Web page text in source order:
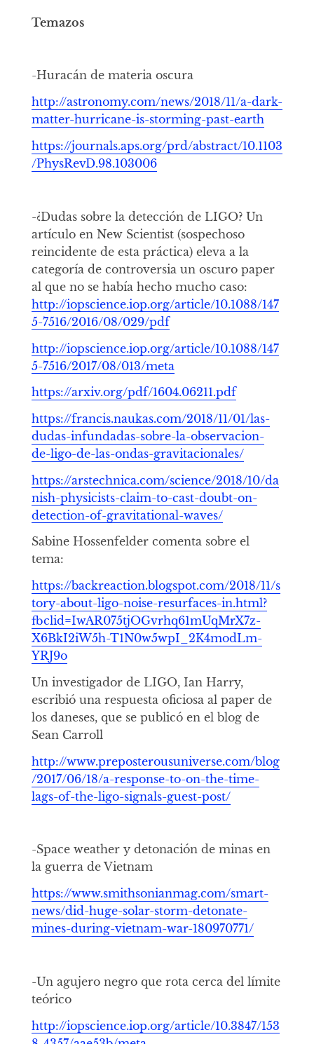
Temazos
-Huracán de materia oscura
http://astronomy.com/news/2018/11/a-dark-
matter-hurricane-is-storming-past-earth
https://journals.aps.org/prd/abstract/10.1103
/PhysRevD.98.103006
-¿Dudas sobre la detección de LIGO? Un
artículo en New Scientist (sospechoso
reincidente de esta práctica) eleva a la
categoría de controversia un oscuro paper
al que no se había hecho mucho caso:
http://iopscience.iop.org/article/10.1088/147
5-7516/2016/08/029/pdf
http://iopscience.iop.org/article/10.1088/147
5-7516/2017/08/013/meta
https://arxiv.org/pdf/1604.06211.pdf
https://francis.naukas.com/2018/11/01/las-
dudas-infundadas-sobre-la-observacion-
de-ligo-de-las-ondas-gravitacionales/
https://arstechnica.com/science/2018/10/da
nish-physicists-claim-to-cast-doubt-on-
detection-of-gravitational-waves/
Sabine Hossenfelder comenta sobre el
tema:
https://backreaction.blogspot.com/2018/11/s
tory-about-ligo-noise-resurfaces-in.html?
fbclid=IwAR075tjOGvrhq61mUqMrX7z-
X6BkI2iW5h-T1N0w5wpI_2K4modLm-
YRJ9o
Un investigador de LIGO, Ian Harry,
escribió una respuesta oficiosa al paper de
los daneses, que se publicó en el blog de
Sean Carroll
http://www.preposterousuniverse.com/blog
/2017/06/18/a-response-to-on-the-time-
lags-of-the-ligo-signals-guest-post/
-Space weather y detonación de minas en
la guerra de Vietnam
https://www.smithsonianmag.com/smart-
news/did-huge-solar-storm-detonate-
mines-during-vietnam-war-180970771/
-Un agujero negro que rota cerca del límite
teórico
http://iopscience.iop.org/article/10.3847/153